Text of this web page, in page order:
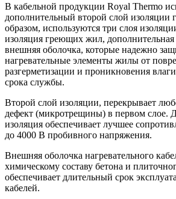
В кабельной продукции Royal Thermo
дополнительный второй слой
образом, используются три слоя
изоляция греющих жил, дополнительная
внешняя оболочка, которые надежно
нагревательные элементы жилы от
разгерметизации и проникновения
срока службы.
Второй слой изоляции, перекрывает
дефект (микротрещины) в первом слое.
изоляция обеспечивает лучшее
до 4000 В пробивного напряжения.
Внешняя оболочка нагревательного
химическому составу бетона и
обеспечивает длительный срок
кабелей.